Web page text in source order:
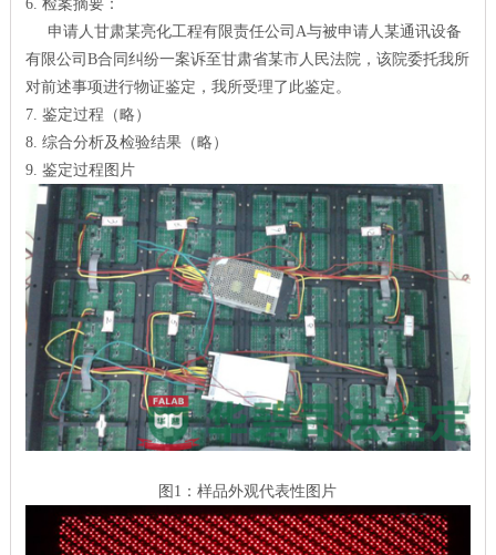
6. 检案摘要：
申请人甘肃某亮化工程有限责任公司A与被申请人某通讯设备
有限公司B合同纠纷一案诉至甘肃省某市人民法院，该院委托我所
对前述事项进行物证鉴定，我所受理了此鉴定。
7. 鉴定过程（略）
8. 综合分析及检验结果（略）
9. 鉴定过程图片
图1：样品外观代表性图片